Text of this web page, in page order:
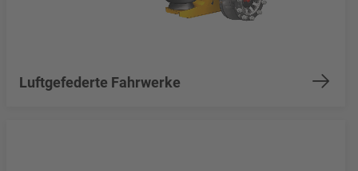
Luftgefederte Fahrwerke